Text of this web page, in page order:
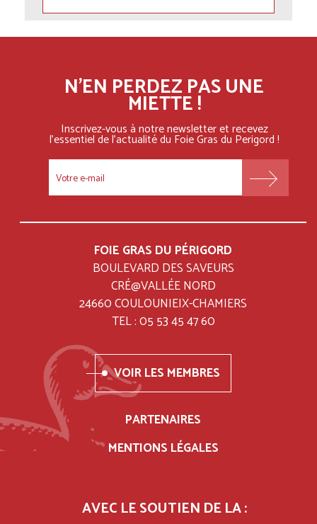
FOIE GRAS DU PÉRIGORD
BOULEVARD DES SAVEURS
CRÉ@VALLÉE NORD
24660 COULOUNIEIX-CHAMIERS
TEL : 05 53 45 47 60
VOIR LES MEMBRES
PARTENAIRES
MENTIONS LÉGALES
N'EN PERDEZ PAS UNE
MIETTE !
Inscrivez-vous à notre newsletter et recevez
l'essentielde l'actualité du Foie Gras du Perigord !
FOOTER
MENU
AVEC LE SOUTIEN DE LA :